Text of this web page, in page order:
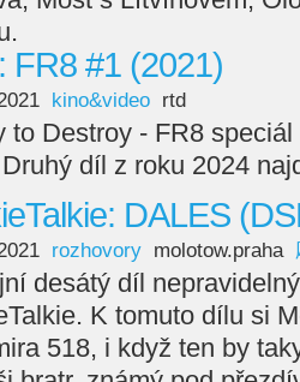
FR8 #1 (2021)
kino&video rtd
to Destroy - FR8
díl z roku 2024
DALES
rozhovory molotow.praha
desátý díl
K tomuto dílu si
518, i když ten by